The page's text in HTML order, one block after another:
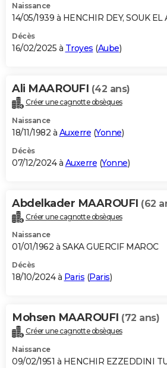
Naissance
14/05/1939 à HENCHIR DEY, SOUK EL
Décès
16/02/2025 à Troyes (Aube)
Ali MAAROUFI (42 ans)
Créer une cagnotte obsèques
Naissance
18/11/1982 à Auxerre (Yonne)
Décès
07/12/2024 à Auxerre (Yonne)
Abdelkader MAAROUFI (62
Créer une cagnotte obsèques
Naissance
01/01/1962 à SAKA GUERCIF MAROC
Décès
18/10/2024 à Paris (Paris)
Mohsen MAAROUFI (72 ans)
Créer une cagnotte obsèques
Naissance
09/02/1951 à HENCHIR EZZEDDINI